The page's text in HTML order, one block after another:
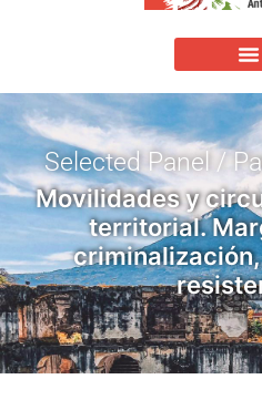
Selected Panel /
Movilidades y
territorial.